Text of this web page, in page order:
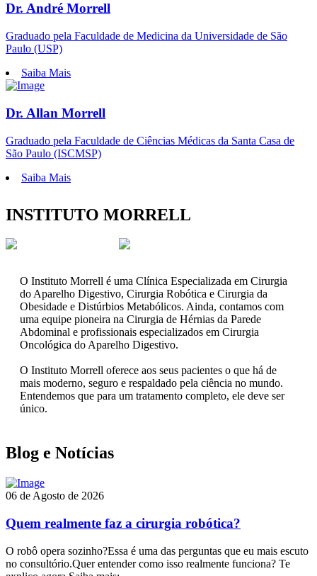
Dr. André Morrell
Graduado pela Faculdade de Medicina da Universidade de São
Paulo (USP)
Saiba Mais
Dr. Allan Morrell
Graduado pela Faculdade de Ciências Médicas da Santa Casa de
São Paulo (ISCMSP)
Saiba Mais
INSTITUTO MORRELL
O Instituto Morrell é uma Clínica Especializada em Cirurgia
do Aparelho Digestivo, Cirurgia Robótica e Cirurgia da
Obesidade e Distúrbios Metabólicos. Ainda, contamos com
uma equipe pioneira na Cirurgia de Hérnias da Parede
Abdominal e profissionais especializados em Cirurgia
Oncológica do Aparelho Digestivo.
O Instituto Morrell oferece aos seus pacientes o que há de
mais moderno, seguro e respaldado pela ciência no mundo.
Entendemos que para um tratamento completo, ele deve ser
único.
Blog e Notícias
06 de Agosto de 2026
Quem realmente faz a cirurgia robótica?
O robô opera sozinho?Essa é uma das perguntas que eu mais escuto
no consultório.Quer entender como isso realmente funciona? Te